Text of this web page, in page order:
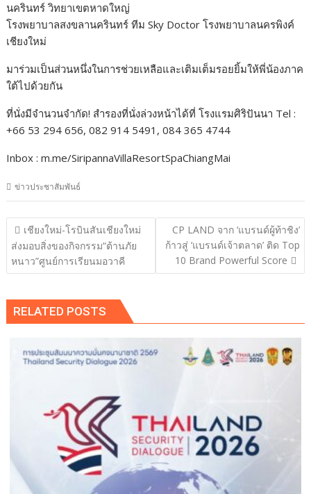
นครินทร์ วิทยาเขตหาดใหญ่
โรงพยาบาลสงขลานครินทร์ ทีม Sky Doctor โรงพยาบาลนครพิงค์
เชียงใหม่
มาร่วมเป็นส่วนหนึ่งในการช่วยเหลือและเติมเต็มรอยยิ้มให้พี่น้องภาค
ใต้ไปด้วยกัน
ที่นั่งมีจำนวนจำกัด! สำรองที่นั่งล่วงหน้าได้ที่ โรงแรมศิริปันนา Tel :
+66 53 294 656, 082 914 5491, 084 365 4744
Inbox : m.me/SiripannaVillaResortSpaChiangMai
ข่าวประชาสัมพันธ์
แนะแนว
เรื่อง
เชียงใหม่-โรบินสันเชียงใหม่
ส่งมอบสิ่งของกิจกรรม“ต้านภัย
หนาว”ศูนย์การเรียนมอวาคี
CP LAND จาก ‘แบรนด์ผู้ท้าชิง’
ก้าวสู่ ‘แบรนด์เจ้าตลาด’ ติด Top
10 Brand Powerful Score
RELATED POSTS